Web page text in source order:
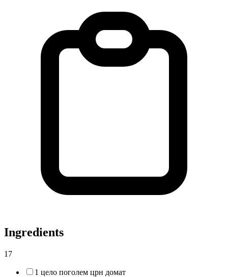
Ingredients
17
1 цело поголем црн домат